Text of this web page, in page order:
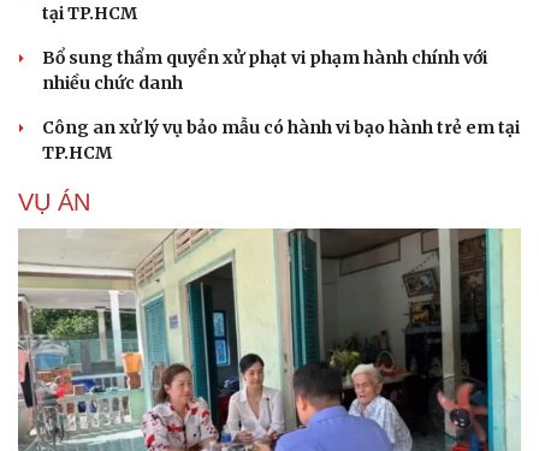
tại TP.HCM
Bổ sung thẩm quyền xử phạt vi phạm hành chính với
nhiều chức danh
Công an xử lý vụ bảo mẫu có hành vi bạo hành trẻ em tại
TP.HCM
VỤ ÁN